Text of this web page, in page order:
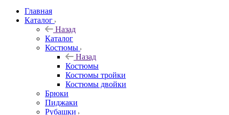
Главная
Каталог
Назад
Каталог
Костюмы
Назад
Костюмы
Костюмы тройки
Костюмы двойки
Брюки
Пиджаки
Рубашки